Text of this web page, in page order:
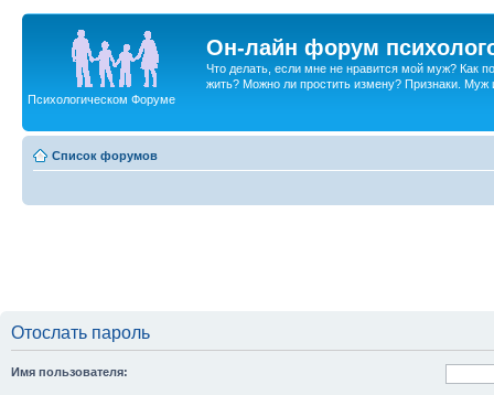
Он-лайн форум
Что делать, если мне не нравится мой муж? Как
жить? Можно ли простить измену? Признаки. Муж
Психологическом Форуме
Список форумов
Отослать пароль
Имя пользователя: